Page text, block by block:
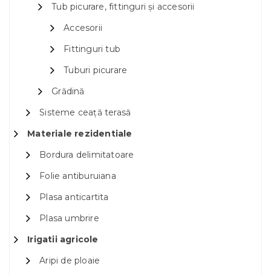
Tub picurare, fittinguri și accesorii
Accesorii
Fittinguri tub
Tuburi picurare
Grădină
Sisteme ceață terasă
Materiale rezidentiale
Bordura delimitatoare
Folie antiburuiana
Plasa anticartita
Plasa umbrire
Irigatii agricole
Aripi de ploaie